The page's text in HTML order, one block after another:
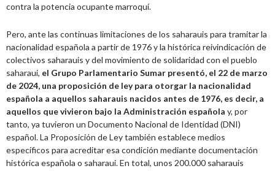
contra la potencia ocupante marroquí.
Pero, ante las continuas limitaciones de los saharauis para tramitar la
nacionalidad española a partir de 1976 y la histórica reivindicación de
colectivos saharauis y del movimiento de solidaridad con el pueblo
saharaui, el Grupo Parlamentario Sumar presentó, el 22 de marzo
de 2024, una proposición de ley para otorgar la nacionalidad
española a aquellos saharauis nacidos antes de 1976, es decir, a
aquellos que vivieron bajo la Administración española y, por
tanto, ya tuvieron un Documento Nacional de Identidad (DNI)
español. La Proposición de Ley también establece medios
específicos para acreditar esa condición mediante documentación
histórica española o saharaui. En total, unos 200.000 saharauis